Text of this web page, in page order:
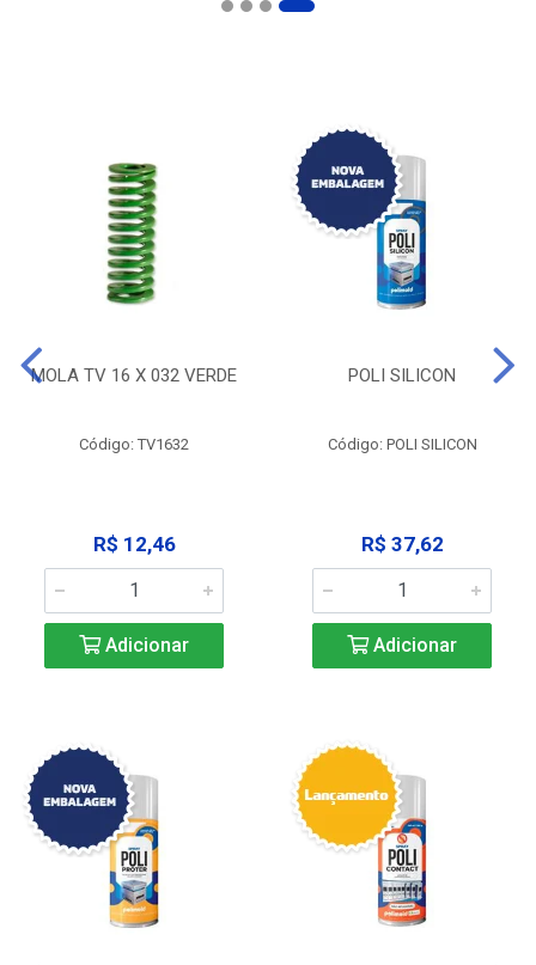
MOLA TV 16 X 032 VERDE
Código: TV1632
R$ 12,46
Adicionar
POLI SILICON
Código: POLI SILICON
R$ 37,62
Adicionar